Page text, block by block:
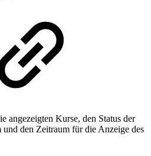
angezeigten Kurse, den Status der
und den Zeitraum für die Anzeige des